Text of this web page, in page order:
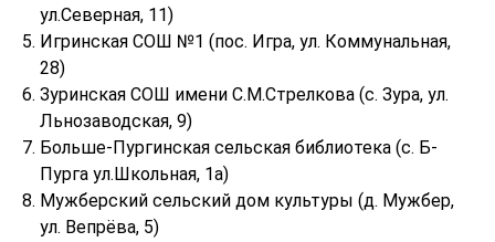
ул.Северная, 11)
Игринская СОШ №1 (пос. Игра, ул. Коммунальная,
28)
Зуринская СОШ имени С.М.Стрелкова (с. Зура, ул.
Льнозаводская, 9)
Больше-Пургинская сельская библиотека (с. Б-
Пурга ул.Школьная, 1а)
Мужберский сельский дом культуры (д. Мужбер,
ул. Вепрёва, 5)